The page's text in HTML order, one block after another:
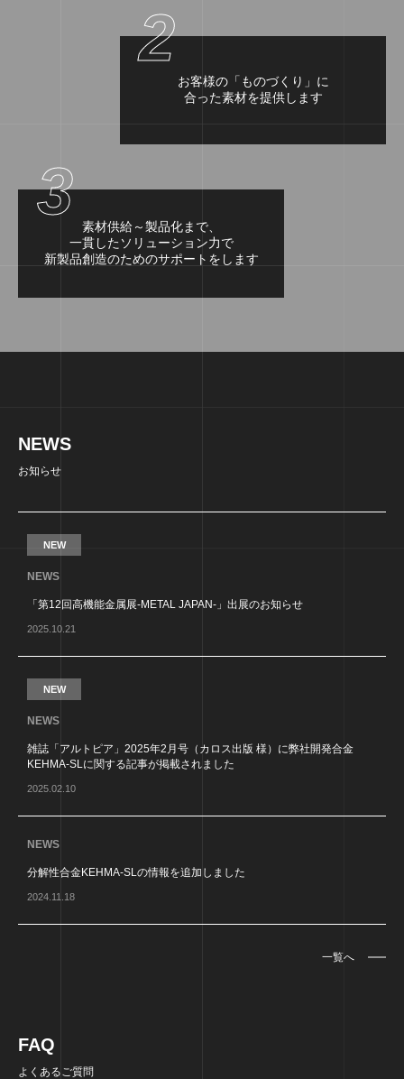
2
お客様の「ものづくり」に
合った素材を提供します
3
素材供給～製品化まで、
一貫したソリューション力で
新製品創造のためのサポートをします
NEWS
お知らせ
NEW
NEWS
「第12回高機能金属展-METAL JAPAN-」出展のお知らせ
2025.10.21
NEW
NEWS
雑誌「アルトピア」2025年2月号（カロス出版 様）に弊社開発合金
KEHMA-SLに関する記事が掲載されました
2025.02.10
NEWS
分解性合金KEHMA-SLの情報を追加しました
2024.11.18
一覧へ
FAQ
よくあるご質問